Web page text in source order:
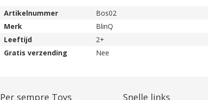
Artikelnummer
Bos02
Merk
BlinQ
Leeftijd
2+
Gratis verzending
Nee
Per sempre Toys Snelle links